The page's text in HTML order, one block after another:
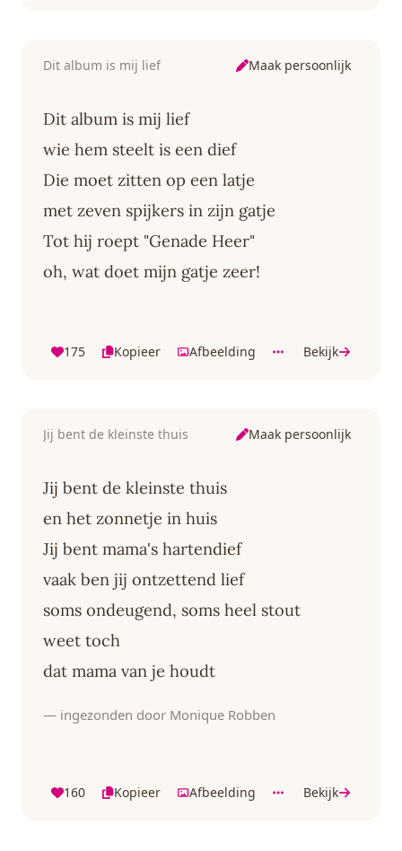
Dit album is mij lief Maak persoonlijk
Dit album is mij lief
wie hem steelt is een dief
Die moet zitten op een latje
met zeven spijkers in zijn gatje
Tot hij roept "Genade Heer"
oh, wat doet mijn gatje zeer!
175 Kopieer Afbeelding Bekijk
Jij bent de kleinste thuis Maak persoonlijk
Jij bent de kleinste thuis
en het zonnetje in huis
Jij bent mama's hartendief
vaak ben jij ontzettend lief
soms ondeugend, soms heel stout
weet toch
dat mama van je houdt
— ingezonden door Monique Robben
160 Kopieer Afbeelding Bekijk